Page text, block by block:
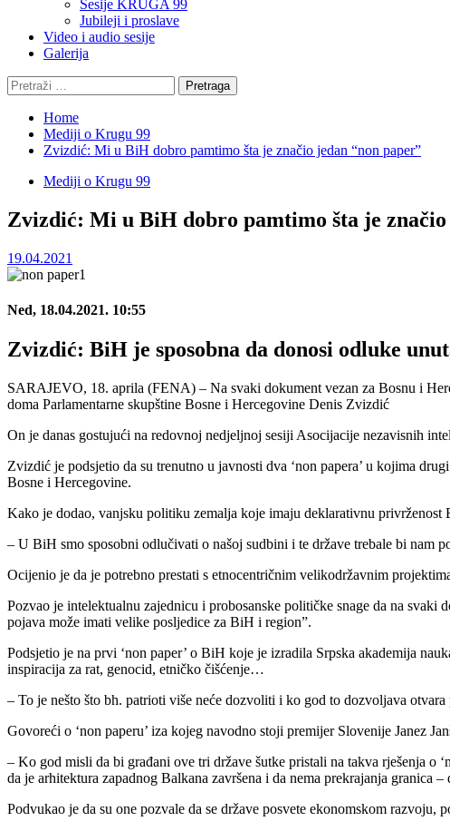
Sesije KRUGA 99
Jubileji i proslave
Video i audio sesije
Galerija
Pretraga:
Home
Mediji o Krugu 99
Zvizdić: Mi u BiH dobro pamtimo šta je značio jedan “non paper”
Mediji o Krugu 99
Zvizdić: Mi u BiH dobro pamtimo šta je značio
19.04.2021
Ned, 18.04.2021. 10:55
Zvizdić: BiH je sposobna da donosi odluke
SARAJEVO, 18. aprila (FENA) – Na svaki dokument vezan za Bosnu i
doma Parlamentarne skupštine Bosne i Hercegovine Denis Zvizdić
On je danas gostujući na redovnoj nedjeljnoj sesiji Asocijacije nezavisnih
Zvizdić je podsjetio da su trenutno u javnosti dva ‘non papera’ u kojima
Bosne i Hercegovine.
Kako je dodao, vanjsku politiku zemalja koje imaju deklarativnu
– U BiH smo sposobni odlučivati o našoj sudbini i te države trebale bi nam
Ocijenio je da je potrebno prestati s etnocentričnim velikodržavnim
Pozvao je intelektualnu zajednicu i probosanske političke snage da na
pojava može imati velike posljedice za BiH i region”.
Podsjetio je na prvi ‘non paper’ o BiH koje je izradila Srpska akademija
inspiracija za rat, genocid, etničko čišćenje…
– To je nešto što bh. patrioti više neće dozvoliti i ko god to dozvoljava
Govoreći o ‘non paperu’ iza kojeg navodno stoji premijer Slovenije Janez
– Ko god misli da bi građani ove tri države šutke pristali na takva rješenja o
da je arhitektura zapadnog Balkana završena i da nema prekrajanja granica
Podvukao je da su one pozvale da se države posvete ekonomskom